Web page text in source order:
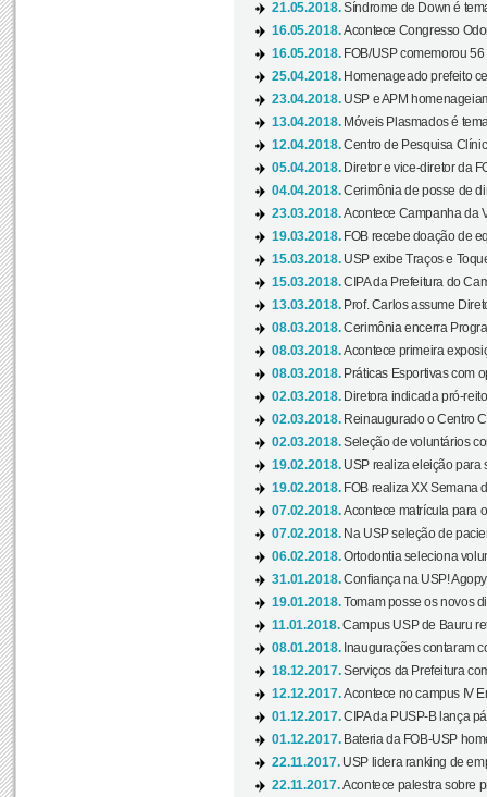
21.05.2018.Síndrome de Down é
16.05.2018.Acontece Congresso
16.05.2018. FOB/USP comemorou
25.04.2018. Homenageado prefeito
23.04.2018. USP e APM
13.04.2018. Móveis Plasmados é
12.04.2018.Centro de Pesquisa
05.04.2018. Diretor e vice-diretor da
04.04.2018.Cerimônia de posse de
23.03.2018.Acontece Campanha da
19.03.2018. FOB recebe doação de
15.03.2018. USP exibe Traços e
15.03.2018.CIPA da Prefeitura do
13.03.2018. Prof. Carlos assume
08.03.2018.Cerimônia encerra
08.03.2018.Acontece primeira
08.03.2018. Práticas Esportivas com
02.03.2018. Diretora indicada pró-
02.03.2018. Reinaugurado o Centro
02.03.2018.Seleção de voluntários
19.02.2018. USP realiza eleição para
19.02.2018. FOB realiza XX Semana
07.02.2018.Acontece matrícula para
07.02.2018. Na USP seleção de
06.02.2018.Ortodontia seleciona
31.01.2018.Confiança na USP!
19.01.2018.Tomam posse os novos
11.01.2018.Campus USP de Bauru
08.01.2018. Inaugurações contaram
18.12.2017.Serviços da Prefeitura
12.12.2017.Acontece no campus IV
01.12.2017.CIPA da PUSP-B lança
01.12.2017. Bateria da FOB-USP
22.11.2017. USP lidera ranking de
22.11.2017.Acontece palestra sobre